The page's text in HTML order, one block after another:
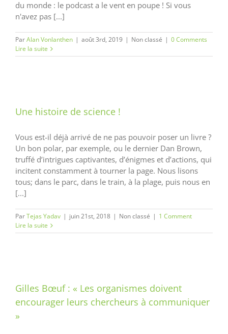
du monde : le podcast a le vent en poupe ! Si vous
n'avez pas [...]
ParAlan Vonlanthen | août 3rd, 2019 | Non classé | 0 Comments
Lire la suite
Une histoire de science !
Vous est-il déjà arrivé de ne pas pouvoir poser un livre ?
Un bon polar, par exemple, ou le dernier Dan Brown,
truffé d’intrigues captivantes, d’énigmes et d’actions, qui
incitent constamment à tourner la page. Nous lisons
tous; dans le parc, dans le train, à la plage, puis nous en
[...]
ParTejas Yadav | juin 21st, 2018 | Non classé | 1 Comment
Lire la suite
Gilles Bœuf : « Les organismes doivent
encourager leurs chercheurs à communiquer
»